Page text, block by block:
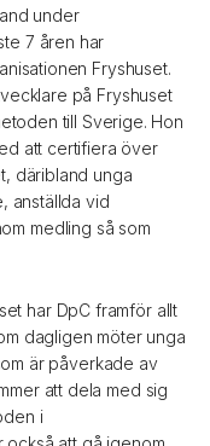
under
7 åren har
Fryshuset.
på Fryshuset
till Sverige. Hon
att certifiera över
däribland unga
anställda vid
medling så som
har DpC framför allt
dagligen möter unga
är påverkade av
att dela med sig
i